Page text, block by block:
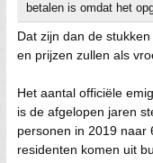
betalen is omdat het
Dat zijn dan de
en prijzen zullen als
Het aantal officiële
is de afgelopen jaren
personen in 2019 naar
residenten komen uit